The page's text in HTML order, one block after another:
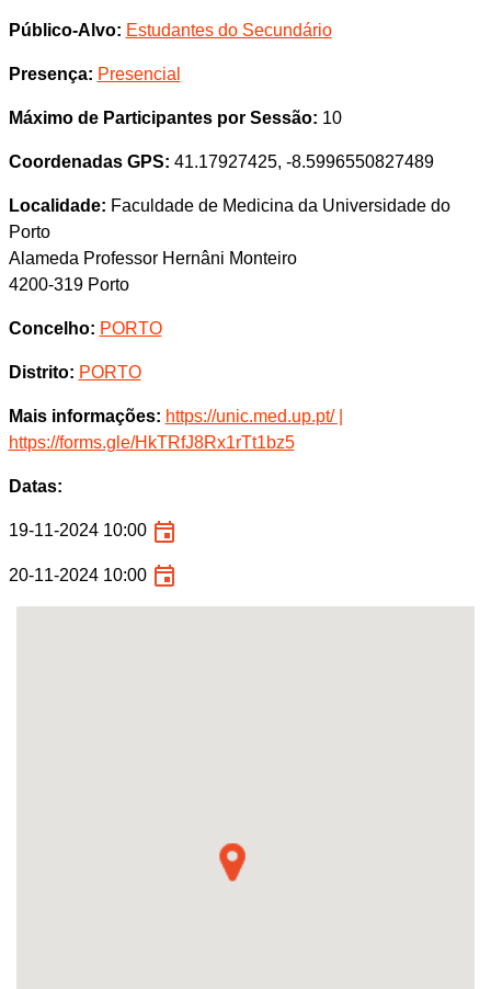
Público-Alvo: Estudantes do Secundário
Presença: Presencial
Máximo de Participantes por Sessão: 10
Coordenadas GPS: 41.17927425, -8.5996550827489
Localidade: Faculdade de Medicina da Universidade do
Porto
Alameda Professor Hernâni Monteiro
4200-319 Porto
Concelho: PORTO
Distrito: PORTO
Mais informações: https://unic.med.up.pt/ |
https://forms.gle/HkTRfJ8Rx1rTt1bz5
Datas:
19-11-2024 10:00
20-11-2024 10:00